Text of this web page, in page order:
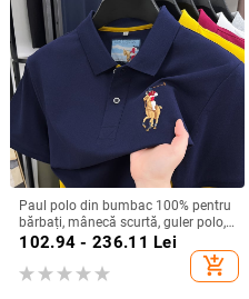
Paul polo din bumbac 100% pentru
bărbați, mânecă scurtă, guler polo,
stil business casual
102.94 - 236.11 Lei
add_shopping_cart